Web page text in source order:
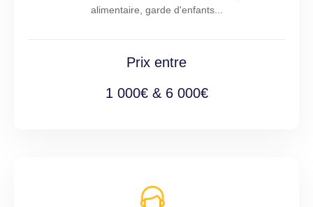
alimentaire, garde d'enfants...
Prix entre
1 000€ & 6 000€